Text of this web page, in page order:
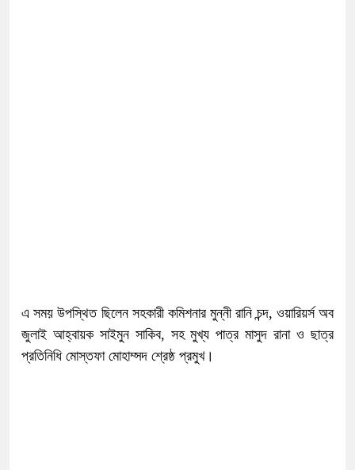
এ সময় উপস্থিত ছিলেন সহকারী কমিশনার মুন্নী রানি চন্দ, ওয়ারিয়র্স অব
জুলাই আহ্বায়ক সাইমুন সাকিব, সহ মুখ্য পাত্র মাসুদ রানা ও ছাত্র
প্রতিনিধি মোস্তফা মোহাম্সদ শ্রেষ্ঠ প্রমুখ।